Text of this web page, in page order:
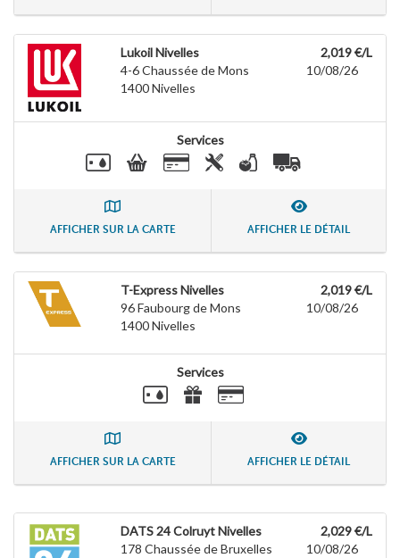
Lukoil Nivelles
4-6 Chaussée de Mons
1400Nivelles
2,019 €/L
10/08/26
Services
AFFICHER SUR LA CARTE AFFICHER LE DÉTAIL
T-Express Nivelles
96 Faubourg de Mons
1400Nivelles
2,019 €/L
10/08/26
Services
AFFICHER SUR LA CARTE AFFICHER LE DÉTAIL
DATS 24 Colruyt Nivelles
178 Chaussée de Bruxelles
2,029 €/L
10/08/26